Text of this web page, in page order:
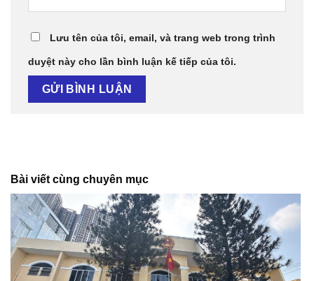
Lưu tên của tôi, email, và trang web trong trình
duyệt này cho lần bình luận kế tiếp của tôi.
Bài viết cùng chuyên mục